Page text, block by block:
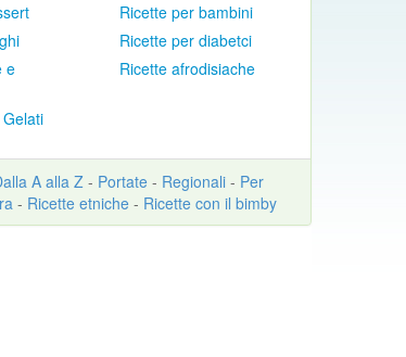
e
Ricette per bambini
Ricette per diabetci
Ricette afrodisiache
A alla Z- Portate - Regionali - Per
- Ricette etniche - Ricette con il bimby